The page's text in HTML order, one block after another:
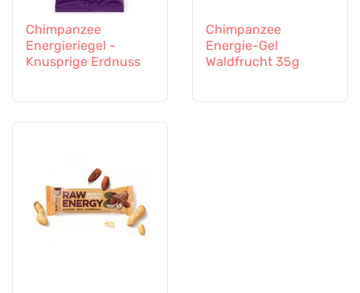
Chimpanzee
Energieriegel -
Knusprige Erdnuss
Chimpanzee
Energie-Gel
Waldfrucht 35g